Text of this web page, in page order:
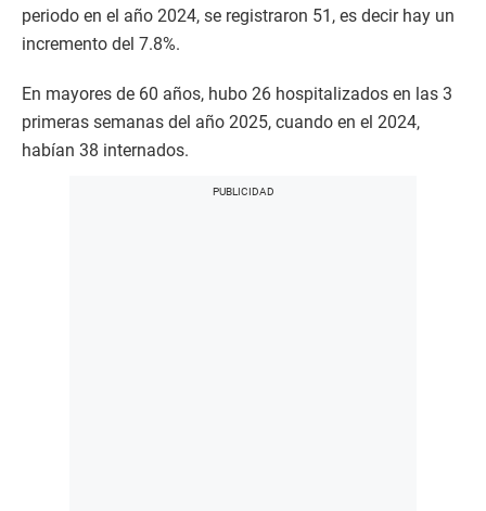
periodo en el año 2024, se registraron 51, es decir hay un
incremento del 7.8%.
En mayores de 60 años, hubo 26 hospitalizados en las 3
primeras semanas del año 2025, cuando en el 2024,
habían 38 internados.